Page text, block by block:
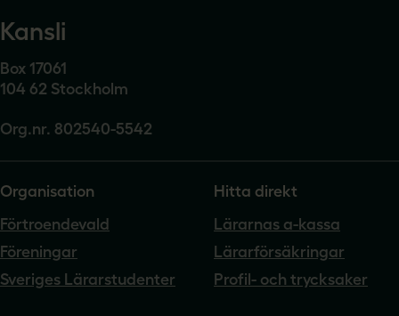
Kansli
Box 17061
104 62 Stockholm
Org.nr. 802540-5542
Organisation
Förtroendevald
Föreningar
Sveriges Lärarstudenter
Hitta direkt
Lärarnas a-kassa
Lärarförsäkringar
Profil- och trycksaker